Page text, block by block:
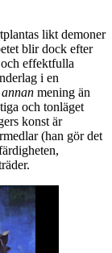
likt demoner
blir dock efter
effektfulla
i en
annan mening än
och tonläget
konst är
(han gör det